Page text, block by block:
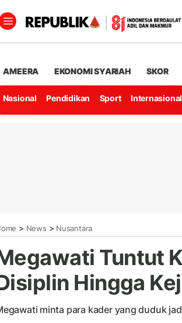
AMEERA EKONOMI SYARIAH SKOR
Nasional Pendidikan Sport Internasional
> News > Nusantara
Tuntut
Hingga
minta para kader yang duduk